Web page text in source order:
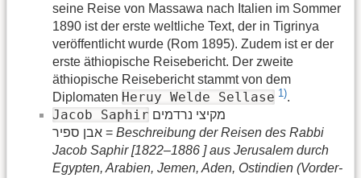
seine Reise von Massawa nach Italien im Sommer
1890 ist der erste weltliche Text, der in Tigrinya
veröffentlicht wurde (Rom 1895). Zudem ist er der
erste äthiopische Reisebericht. Der zweite
äthiopische Reisebericht stammt von dem
Diplomaten Heruy Welde Sellase 1).
Jacob Saphir מקיצי נרדמים
אבן ספיר = Beschreibung der Reisen des Rabbi
Jacob Saphir [1822–1886 ] aus Jerusalem durch
Egypten, Arabien, Jemen, Aden, Ostindien (Vorder-